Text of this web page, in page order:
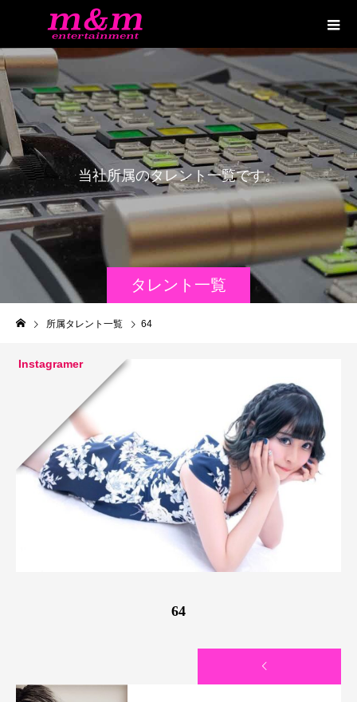
タレント一覧
当社所属のタレント 一覧です。
所属タレント一覧 64
Instagramer
64